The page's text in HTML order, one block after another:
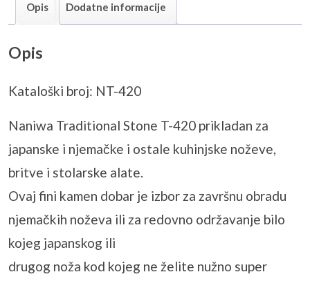
Opis Dodatne informacije
Opis
Kataloški broj: NT-420
Naniwa Traditional Stone T-420 prikladan za
japanske i njemačke i ostale kuhinjske noževe,
britve i stolarske alate.
Ovaj fini kamen dobar je izbor za završnu obradu
njemačkih noževa ili za redovno održavanje bilo
kojeg japanskog ili
drugog noža kod kojeg ne želite nužno super